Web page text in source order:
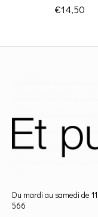
€14,50
Du mardi au samedi de
566